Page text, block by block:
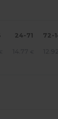
24-71
72-